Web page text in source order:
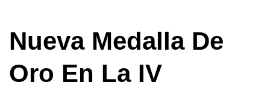
Nueva Medalla De
Oro En La IV